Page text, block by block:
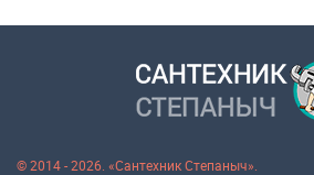
© 2014 - 2026. «Сантехник Степаныч».